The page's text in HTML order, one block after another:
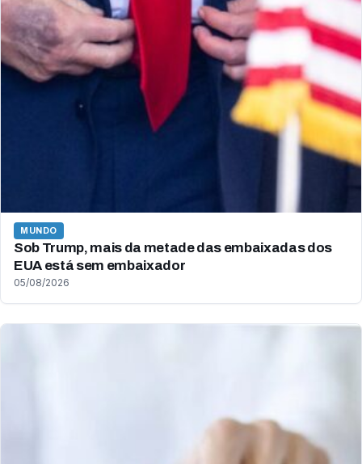
MUNDO
Sob Trump, mais da metade das embaixadas dos
EUA está sem embaixador
05/08/2026